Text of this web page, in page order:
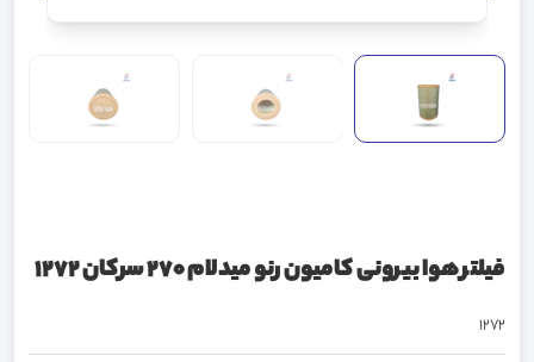
فیلتر هوا بیرونی کامیون رنو میدلام 270 سرکان 1272
1272